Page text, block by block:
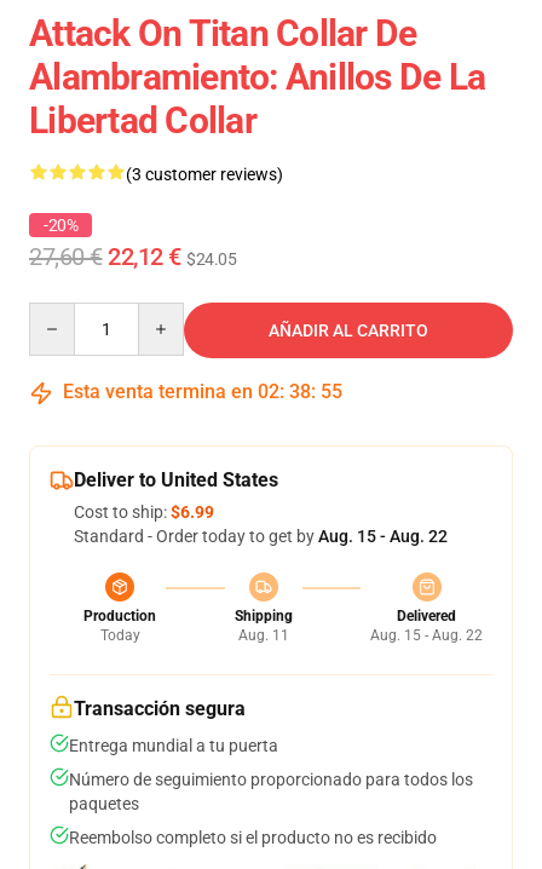
Attack On Titan Collar De
Alambramiento: Anillos De La
Libertad Collar
(3 customer reviews)
-20%
27,60 €22,12 € $24.05
AÑADIR AL CARRITO
Esta venta termina en 02: 38: 54
Deliver to United States
Cost to ship:$6.99
Standard - Order today to get byAug. 15 - Aug. 22
Production
Today
Shipping
Aug. 11
Delivered
Aug. 15 - Aug. 22
Transacción segura
Entrega mundial a tu puerta
Número de seguimiento proporcionado para todos los
paquetes
Reembolso completo si el producto no es recibido